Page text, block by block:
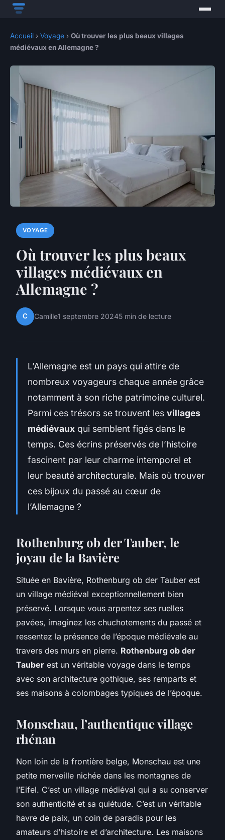
Accueil › Voyage › Où trouver les plus beaux villages
médiévaux en Allemagne ?
VOYAGE
Où trouver les plus beaux
villages médiévaux en
Allemagne ?
C Camille1 septembre 20245 min de lecture
L’Allemagne est un pays qui attire de
nombreux voyageurs chaque année grâce
notamment à son riche patrimoine culturel.
Parmi ces trésors se trouvent les villages
médiévaux qui semblent figés dans le
temps. Ces écrins préservés de l’histoire
fascinent par leur charme intemporel et
leur beauté architecturale. Mais où trouver
ces bijoux du passé au cœur de
l’Allemagne ?
Rothenburg ob der Tauber, le
joyau de la Bavière
Située en Bavière, Rothenburg ob der Tauber est
un village médiéval exceptionnellement bien
préservé. Lorsque vous arpentez ses ruelles
pavées, imaginez les chuchotements du passé et
ressentez la présence de l’époque médiévale au
travers des murs en pierre. Rothenburg ob der
Tauber est un véritable voyage dans le temps
avec son architecture gothique, ses remparts et
ses maisons à colombages typiques de l’époque.
Monschau, l’authentique village
rhénan
Non loin de la frontière belge, Monschau est une
petite merveille nichée dans les montagnes de
l’Eifel. C’est un village médiéval qui a su conserver
son authenticité et sa quiétude. C’est un véritable
havre de paix, un coin de paradis pour les
amateurs d’histoire et d’architecture. Les maisons